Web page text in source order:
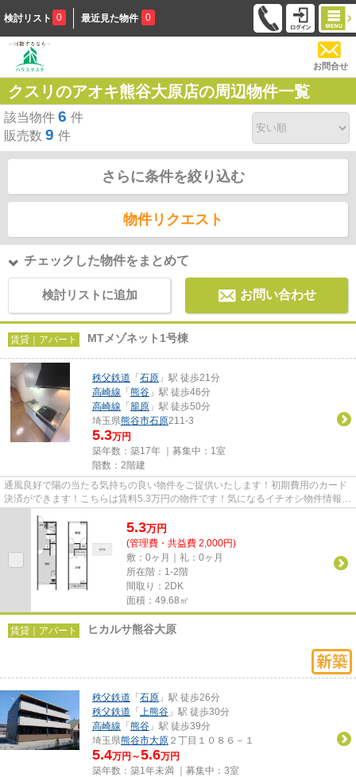
検討リスト 0 最近見た物件 0
お問合せ
クスリのアオキ熊谷大原店の周辺物件一覧
該当物件 6 件
販売数 9 件
さらに条件を絞り込む
物件リクエスト
チェックした物件をまとめて
検討リストに追加 お問い合わせ
賃貸｜アパート MTメゾネット1号棟
秩父鉄道 「 石原 」駅 徒歩21分
高崎線 「 熊谷 」駅 徒歩46分
高崎線 「 籠原 」駅 徒歩50分
埼玉県熊谷市石原211-3
5.3万円
築年数：築17年 ｜募集中： 1室
階数：2階建
通風良好で陽の当たる気持ちの良い物件をご提供いたします！初期費用のカード
決済ができます！こちらは賃料5.3万円の物件です！気になるイチオシ物件情報：
5.3万円
(管理費・共益費 2,000円)
敷：0ヶ月｜礼：0ヶ月
所在階：1-2階
間取り：2DK
面積：49.68㎡
賃貸｜アパート ヒカルサ熊谷大原
秩父鉄道 「 石原 」駅 徒歩26分
秩父鉄道 「 上熊谷 」駅 徒歩30分
高崎線 「 熊谷 」駅 徒歩39分
埼玉県熊谷市大原 ２丁目１０８６－１
5.4万円～5.6万円
築年数：築1年未満 ｜募集中： 3室